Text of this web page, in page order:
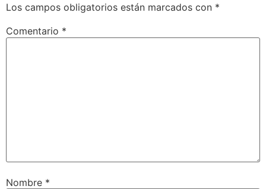
Los campos obligatorios están marcados con *
Comentario *
Nombre *